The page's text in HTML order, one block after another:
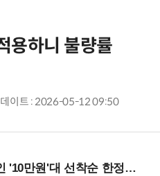
용하니 불량률
이트 : 2026-05-12 09:50
만원'대 선착순 한정판매!